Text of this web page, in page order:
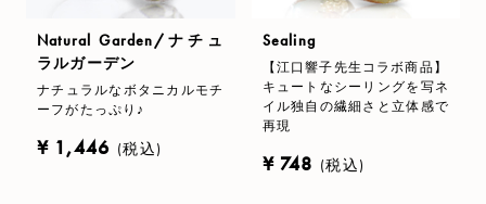
Natural Garden/ナチュ
ラルガーデン
ナチュラルなボタニカルモチ
ーフがたっぷり♪
¥ 1,446 (税込)
Sealing
【江口響子先生コラボ商品】
キュートなシーリングを写ネ
イル独自の繊細さと立体感で
再現
¥ 748 (税込)